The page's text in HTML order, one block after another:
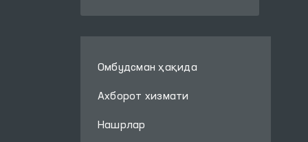
Омбудсман ҳақида
Ахборот хизмати
Нашрлар